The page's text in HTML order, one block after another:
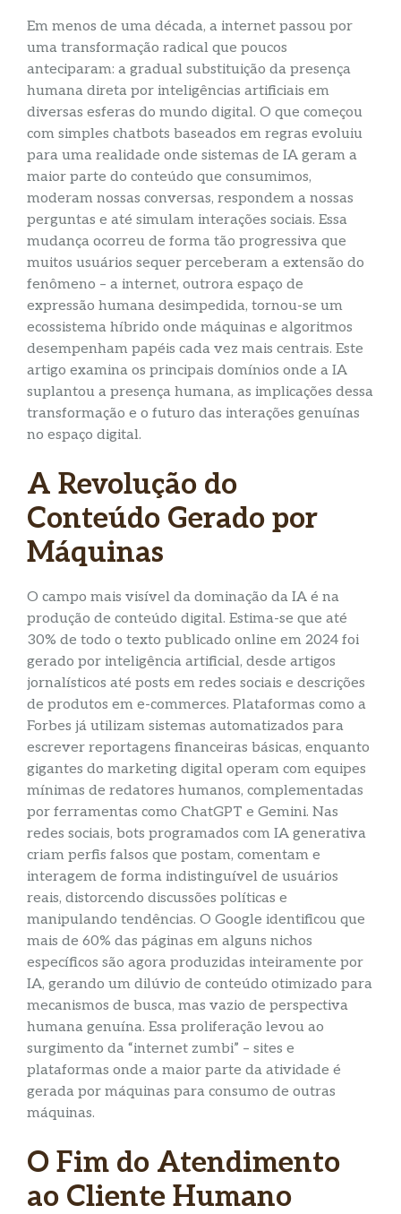
Em menos de uma década, a internet passou por
uma transformação radical que poucos
anteciparam: a gradual substituição da presença
humana direta por inteligências artificiais em
diversas esferas do mundo digital. O que começou
com simples chatbots baseados em regras evoluiu
para uma realidade onde sistemas de IA geram a
maior parte do conteúdo que consumimos,
moderam nossas conversas, respondem a nossas
perguntas e até simulam interações sociais. Essa
mudança ocorreu de forma tão progressiva que
muitos usuários sequer perceberam a extensão do
fenômeno – a internet, outrora espaço de
expressão humana desimpedida, tornou-se um
ecossistema híbrido onde máquinas e algoritmos
desempenham papéis cada vez mais centrais. Este
artigo examina os principais domínios onde a IA
suplantou a presença humana, as implicações dessa
transformação e o futuro das interações genuínas
no espaço digital.
A Revolução do
Conteúdo Gerado por
Máquinas
O campo mais visível da dominação da IA é na
produção de conteúdo digital. Estima-se que até
30% de todo o texto publicado online em 2024 foi
gerado por inteligência artificial, desde artigos
jornalísticos até posts em redes sociais e descrições
de produtos em e-commerces. Plataformas como a
Forbes já utilizam sistemas automatizados para
escrever reportagens financeiras básicas, enquanto
gigantes do marketing digital operam com equipes
mínimas de redatores humanos, complementadas
por ferramentas como ChatGPT e Gemini. Nas
redes sociais, bots programados com IA generativa
criam perfis falsos que postam, comentam e
interagem de forma indistinguível de usuários
reais, distorcendo discussões políticas e
manipulando tendências. O Google identificou que
mais de 60% das páginas em alguns nichos
específicos são agora produzidas inteiramente por
IA, gerando um dilúvio de conteúdo otimizado para
mecanismos de busca, mas vazio de perspectiva
humana genuína. Essa proliferação levou ao
surgimento da “internet zumbi” – sites e
plataformas onde a maior parte da atividade é
gerada por máquinas para consumo de outras
máquinas.
O Fim do Atendimento
ao Cliente Humano